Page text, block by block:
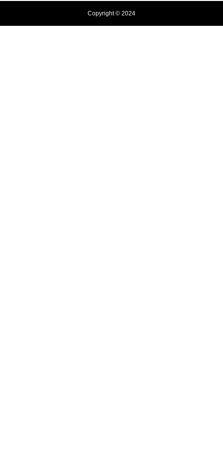
Copyright © 2024